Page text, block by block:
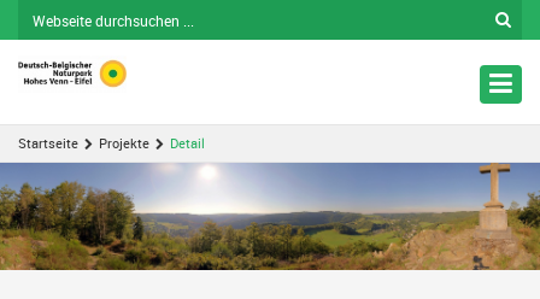
Startseite Projekte Detail